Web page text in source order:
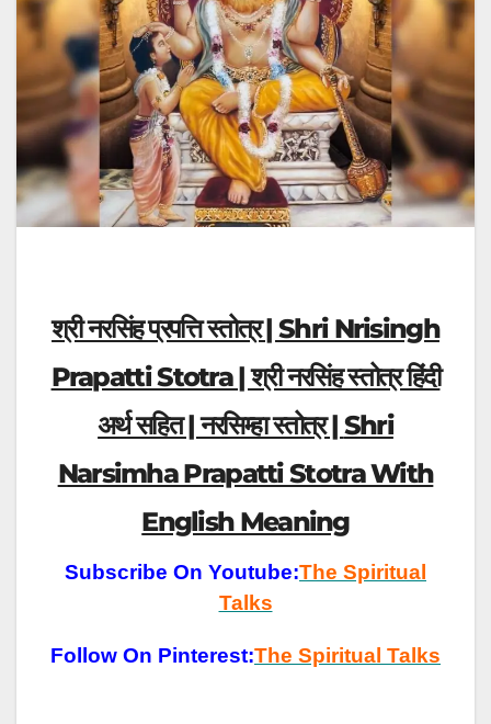
श्री नरसिंह प्रपत्ति स्तोत्र | Shri Nrisingh
Prapatti Stotra | श्री नरसिंह स्तोत्र हिंदी
अर्थ सहित | नरसिम्हा स्तोत्र | Shri
Narsimha Prapatti Stotra With
English Meaning
Subscribe On Youtube:The Spiritual
Talks
Follow On Pinterest:The Spiritual Talks